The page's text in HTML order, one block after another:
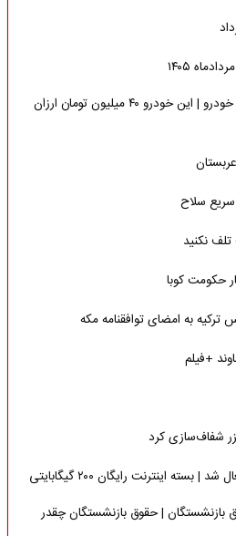
ریزش سنگین قیمت‌ها در بازار خودرو | این خودرو ۴۰ میلیون تومان ارزان
سریع سلاح
نکنید
حکومت کوبا
به امضای توافقنامه مکه
+فیلم
شفاف‌سازی کرد
اینترنت رایگان ۲۰۰ گیگابایتی
بازنشستگان | حقوق بازنشستگان چقدر